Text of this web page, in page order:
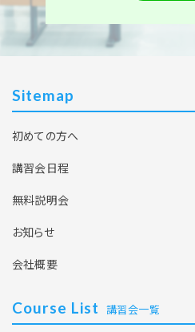
Sitemap
初めての方へ
講習会日程
無料説明会
お知らせ
会社概要
Course List 講習会一覧